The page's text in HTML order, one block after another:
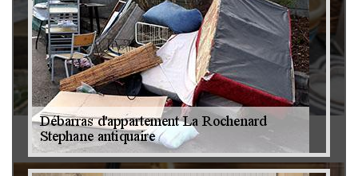
Brocanteur 79